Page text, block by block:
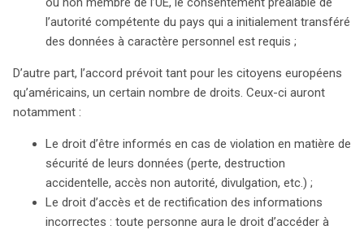
l’autorité compétente du pays qui a initialement transféré
des données à caractère personnel est requis ;
D’autre part, l’accord prévoit tant pour les citoyens européens
qu’américains, un certain nombre de droits. Ceux-ci auront
notamment :
Le droit d’être informés en cas de violation en matière de
sécurité de leurs données (perte, destruction
accidentelle, accès non autorité, divulgation, etc.) ;
Le droit d’accès et de rectification des informations
incorrectes : toute personne aura le droit d’accéder à